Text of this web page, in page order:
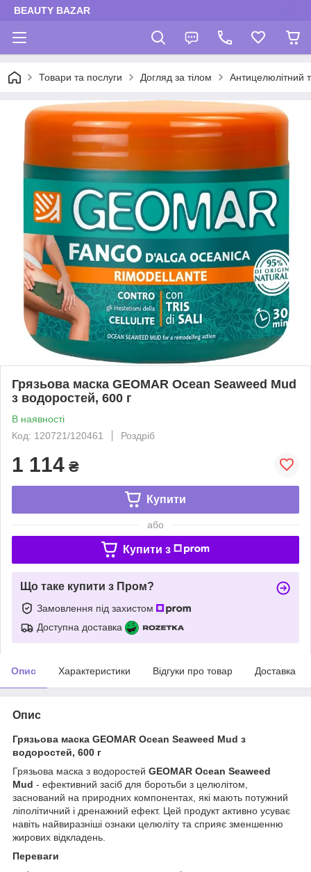
BEAUTY BAZAR
Товари та послуги Догляд за тілом Антицелюлітний
Грязьова маска GEOMAR Ocean Seaweed Mud
з водоростей, 600 г
В наявності
Код: 120721/120461
Роздріб
1 114 ₴
Купити
або
Купити з
Що таке купити з Пром?
Замовлення під захистом
Доступна доставка
Опис Характеристики Відгуки про товар Доставка
Опис
Грязьова маска GEOMAR Ocean Seaweed Mud з
водоростей, 600 г
Грязьова маска з водоростей GEOMAR Ocean Seaweed
Mud - ефективний засіб для боротьби з целюлітом,
заснований на природних компонентах, які мають потужний
ліполітичний і дренажний ефект. Цей продукт активно усуває
навіть найвиразніші ознаки целюліту та сприяє зменшенню
жирових відкладень.
Переваги